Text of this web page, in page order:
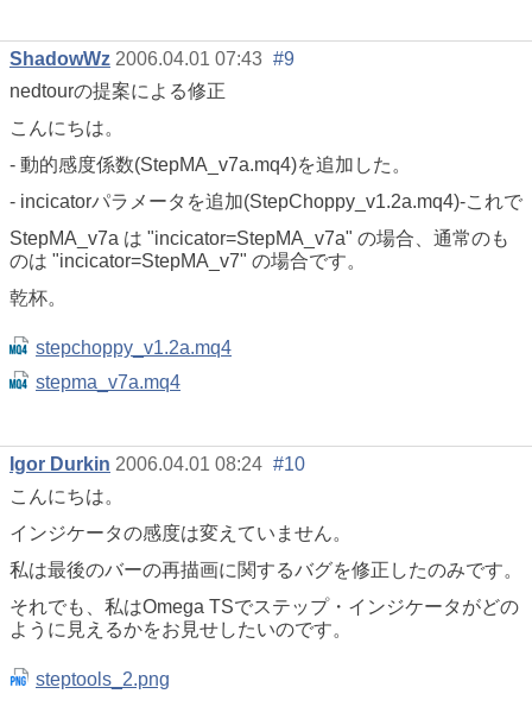
ShadowWz 2006.04.01 07:43 #9
nedtourの提案による修正
こんにちは。
- 動的感度係数(StepMA_v7a.mq4)を追加した。
- incicatorパラメータを追加(StepChoppy_v1.2a.mq4)-これで
StepMA_v7a は "incicator=StepMA_v7a" の場合、通常のも
のは "incicator=StepMA_v7" の場合です。
乾杯。
stepchoppy_v1.2a.mq4
stepma_v7a.mq4
Igor Durkin 2006.04.01 08:24 #10
こんにちは。
インジケータの感度は変えていません。
私は最後のバーの再描画に関するバグを修正したのみです。
それでも、私はOmega TSでステップ・インジケータがどの
ように見えるかをお見せしたいのです。
steptools_2.png